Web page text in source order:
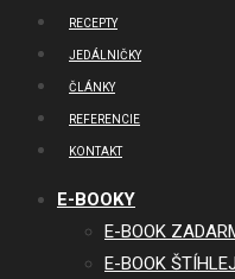
RECEPTY
JEDÁLNIČKY
ČLÁNKY
REFERENCIE
KONTAKT
E-BOOKY
E-BOOK
E-BOOK